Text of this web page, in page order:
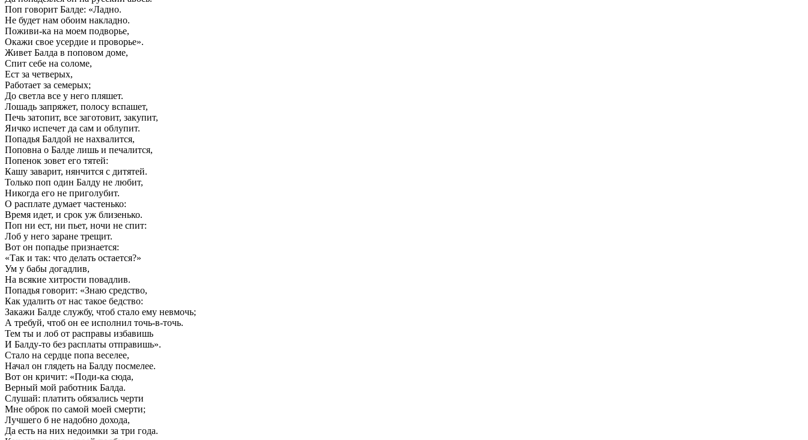
Поп говорит Балде: «Ладно.
Не будет нам обоим накладно.
Поживи-ка на моем подворье,
Окажи свое усердие и проворье».
Живет Балда в поповом доме,
Спит себе на соломе,
Ест за четверых,
Работает за семерых;
До светла все у него пляшет.
Лошадь запряжет, полосу вспашет,
Печь затопит, все заготовит, закупит,
Яичко испечет да сам и облупит.
Попадья Балдой не нахвалится,
Поповна о Балде лишь и печалится,
Попенок зовет его тятей:
Кашу заварит, нянчится с дитятей.
Только поп один Балду не любит,
Никогда его не приголубит.
О расплате думает частенько:
Время идет, и срок уж близенько.
Поп ни ест, ни пьет, ночи не спит:
Лоб у него заране трещит.
Вот он попадье признается:
«Так и так: что делать остается?»
Ум у бабы догадлив,
На всякие хитрости повадлив.
Попадья говорит: «Знаю средство,
Как удалить от нас такое бедство:
Закажи Балде службу, чтоб стало ему невмочь;
А требуй, чтоб он ее исполнил точь-в-точь.
Тем ты и лоб от расправы избавишь
И Балду-то без расплаты отправишь».
Стало на сердце попа веселее,
Начал он глядеть на Балду посмелее.
Вот он кричит: «Поди-ка сюда,
Верный мой работник Балда.
Слушай: платить обязались черти
Мне оброк по самой моей смерти;
Лучшего б не надобно дохода,
Да есть на них недоимки за три года.